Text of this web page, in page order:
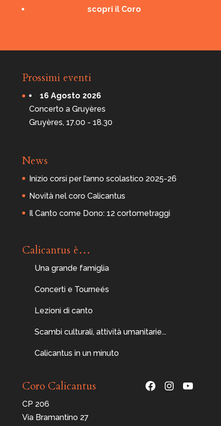
scopri il Coro
Prossimi eventi
16 Agosto 2026
Concerto a Gruyères
Gruyères, 17.00 - 18.30
News
Inizio corsi per l’anno scolastico 2025-26
Novità nel coro Calicantus
Il Canto come Dono: 12 cortometraggi
Calicantus è…
Una grande famiglia
Concerti e Tourneés
Lezioni di canto
Scambi culturali, attività umanitarie...
Calicantus in un minuto
Coro Calicantus
CP 206
Via Bramantino 27
Facebook
Instagram